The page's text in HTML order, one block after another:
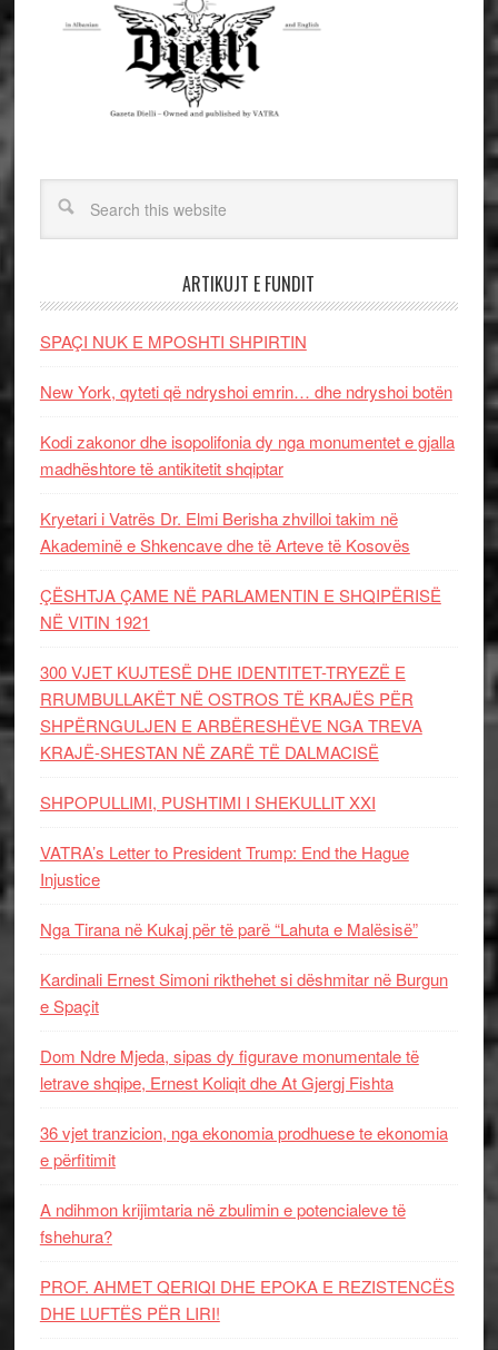
ARTIKUJT E FUNDIT
SPAÇI NUK E MPOSHTI SHPIRTIN
New York, qyteti që ndryshoi emrin… dhe ndryshoi botën
Kodi zakonor dhe isopolifonia dy nga monumentet e gjalla
madhështore të antikitetit shqiptar
Kryetari i Vatrës Dr. Elmi Berisha zhvilloi takim në
Akademinë e Shkencave dhe të Arteve të Kosovës
ÇËSHTJA ÇAME NË PARLAMENTIN E SHQIPËRISË
NË VITIN 1921
300 VJET KUJTESË DHE IDENTITET-TRYEZË E
RRUMBULLAKËT NË OSTROS TË KRAJËS PËR
SHPËRNGULJEN E ARBËRESHËVE NGA TREVA
KRAJË-SHESTAN NË ZARË TË DALMACISË
SHPOPULLIMI, PUSHTIMI I SHEKULLIT XXI
VATRA’s Letter to President Trump: End the Hague
Injustice
Nga Tirana në Kukaj për të parë “Lahuta e Malësisë”
Kardinali Ernest Simoni rikthehet si dëshmitar në Burgun
e Spaçit
Dom Ndre Mjeda, sipas dy figurave monumentale të
letrave shqipe, Ernest Koliqit dhe At Gjergj Fishta
36 vjet tranzicion, nga ekonomia prodhuese te ekonomia
e përfitimit
A ndihmon krijimtaria në zbulimin e potencialeve të
fshehura?
PROF. AHMET QERIQI DHE EPOKA E REZISTENCЁS
DHE LUFTЁS PЁR LIRI!